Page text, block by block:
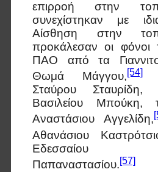
επιρροή στην
συνεχίστηκαν με
Αίσθηση στην
προκάλεσαν οι
ΠΑΟ από τα
Θωμά Μάγγου,[54]
Σταύρου Σταυρίδη,
Βασιλείου Μπούκη,
Αναστάσιου Αγγελίδη,
Αθανάσιου
Εδεσσαίου
Παπαναστασίου.[57]